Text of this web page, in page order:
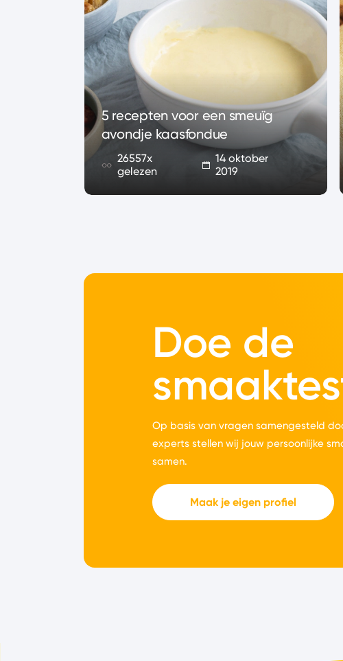
5 recepten voor een smeuïg
avondje kaasfondue
26557x
gelezen
14 oktober
2019
Doe de
Op basis van vragen samengesteld
experts stellen wij jouw persoonlijke
samen.
Maak je eigen profiel